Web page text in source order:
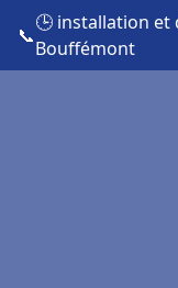
📞
🕒 installation et
Bouffémont